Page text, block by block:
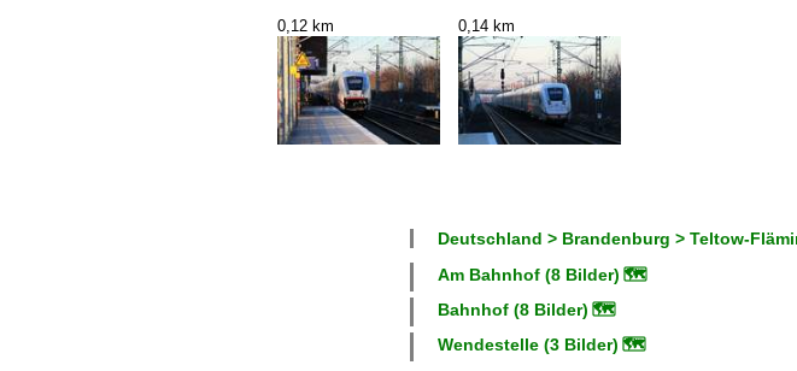
0,12 km 0,14 km
Deutschland > Brandenburg > Teltow-
Am Bahnhof (8 Bilder) 🗺
Bahnhof (8 Bilder) 🗺
Wendestelle (3 Bilder) 🗺